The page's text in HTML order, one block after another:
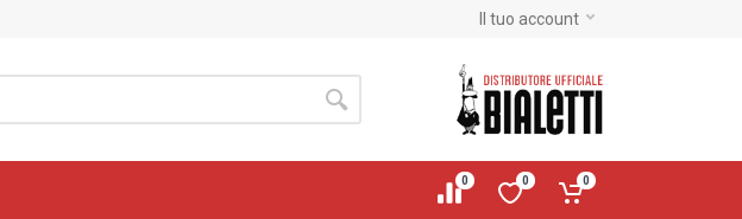
Il tuo account
0 0 0